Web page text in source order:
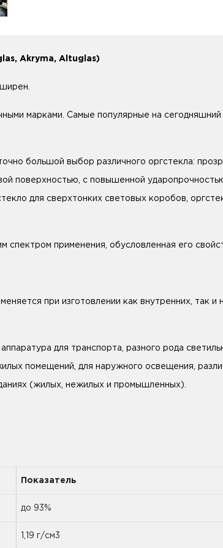
Akryma, Altuglas)
марками. Самые популярные на сегодняшний
большой выбор различного оргстекла:
поверхностью, с повышенной
для сверхтонких световых коробов,
спектром применения, обусловленная его
при изготовлении как внутренних, так и
для транспорта, разного рода
помещений, для наружного освещения,
(жилых, нежилых и промышленных).
Показатель
до 93%
1,19 г/см3